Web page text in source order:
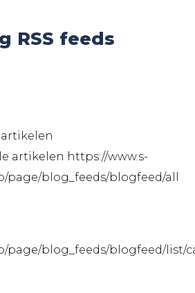
RSS feeds
artikelen
https://www.s-
page/blog_feeds/blogfeed/all
page/blog_feeds/blogfeed/list/